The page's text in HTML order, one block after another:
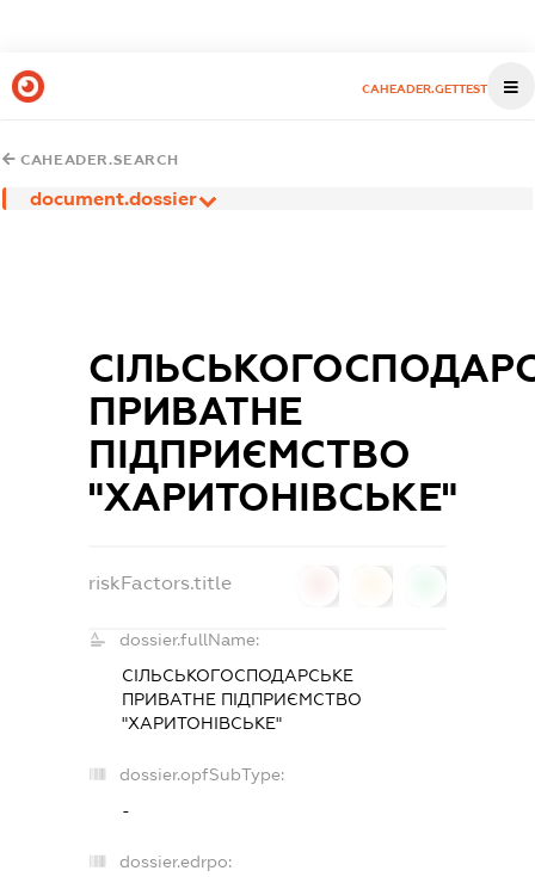
CAHEADER.GETTEST
CAHEADER.SEARCH
document.dossier
ПРИВАТНЕ
ПІДПРИЄМСТВО
"ХАРИТОНІВСЬКЕ"
riskFactors.title
dossier.fullName:
СІЛЬСЬКОГОСПОДАРСЬКЕ
ПРИВАТНЕ ПІДПРИЄМСТВО
"ХАРИТОНІВСЬКЕ"
dossier.opfSubType:
-
dossier.edrpo: